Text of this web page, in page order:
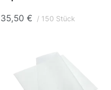
35,50 € 150 Stück